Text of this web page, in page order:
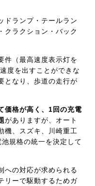
ドランプ・テールラン
クラクション・バック
件（最高速度表示灯を
度を出すことができな
となり、歩道の走行が
価格が高く、1回の充電
がありますが、オート
機、スズキ、川崎重工
規格の統一を決定して
への対応が求められる
リーで駆動するためガ